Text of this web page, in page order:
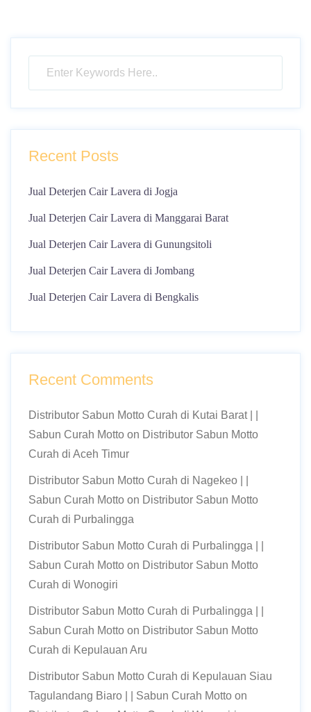
Recent Posts
Jual Deterjen Cair Lavera di Jogja
Jual Deterjen Cair Lavera di Manggarai Barat
Jual Deterjen Cair Lavera di Gunungsitoli
Jual Deterjen Cair Lavera di Jombang
Jual Deterjen Cair Lavera di Bengkalis
Recent Comments
Distributor Sabun Motto Curah di Kutai Barat | |
Sabun Curah Motto on Distributor Sabun Motto
Curah di Aceh Timur
Distributor Sabun Motto Curah di Nagekeo | |
Sabun Curah Motto on Distributor Sabun Motto
Curah di Purbalingga
Distributor Sabun Motto Curah di Purbalingga | |
Sabun Curah Motto on Distributor Sabun Motto
Curah di Wonogiri
Distributor Sabun Motto Curah di Purbalingga | |
Sabun Curah Motto on Distributor Sabun Motto
Curah di Kepulauan Aru
Distributor Sabun Motto Curah di Kepulauan Siau
Tagulandang Biaro | | Sabun Curah Motto on